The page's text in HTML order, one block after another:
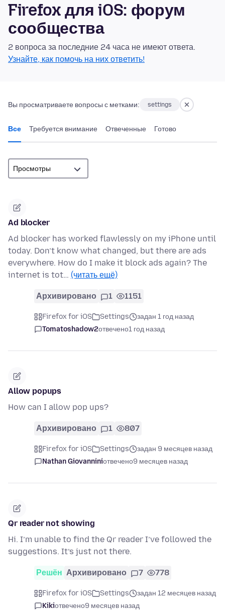
Firefox для iOS: форум
сообщества
2 вопроса за последние 24 часа не имеют ответа.
Узнайте, как помочь на них ответить!
Вы просматриваете вопросы с метками: settings
Все Требуется внимание Отвеченные Готово
Ad blocker
Ad blocker has worked flawlessly on my iPhone until
today. Don’t know what changed, but there are ads
everywhere. How do I make it block ads again? The
internet is tot… (читать ещё)
Архивировано 1 1151
Firefox for iOS Settings
задан 1 год назад
Tomatoshadow2отвечено1 год назад
Allow popups
How can I allow pop ups?
Архивировано 1 807
Firefox for iOS Settings
задан 9 месяцев назад
Nathan Giovanniniотвечено9 месяцев назад
Qr reader not showing
Hi. I’m unable to find the Qr reader I’ve followed the
suggestions. It’s just not there.
Решён Архивировано 7 778
Firefox for iOS Settings
задан 12 месяцев назад
Kikiотвечено9 месяцев назад